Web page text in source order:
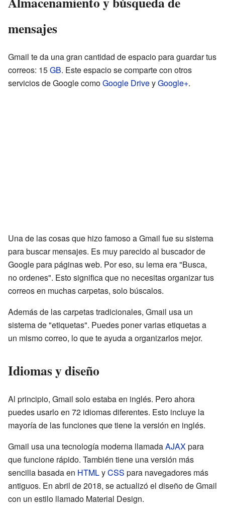
mensajes
Gmail te da una gran cantidad de espacio para guardar tus
correos: 15GB. Este espacio se comparte con otros
servicios de Google comoGoogle DriveyGoogle+.
Una de las cosas que hizo famoso a Gmail fue su sistema
para buscar mensajes. Es muy parecido al buscador de
Google para páginas web. Por eso, su lema era "Busca,
no ordenes". Esto significa que no necesitas organizar tus
correos en muchas carpetas, solo búscalos.
Además de las carpetas tradicionales, Gmail usa un
sistema de "etiquetas". Puedes poner varias etiquetas a
un mismo correo, lo que te ayuda a organizarlos mejor.
Idiomas y diseño
Al principio, Gmail solo estaba en inglés. Pero ahora
puedes usarlo en 72 idiomas diferentes. Esto incluye la
mayoría de las funciones que tiene la versión en inglés.
Gmail usa una tecnología moderna llamadaAJAXpara
que funcione rápido. También tiene una versión más
sencilla basada en HTMLyCSS para navegadores más
antiguos. En abril de 2018, se actualizó el diseño de Gmail
con un estilo llamado Material Design.